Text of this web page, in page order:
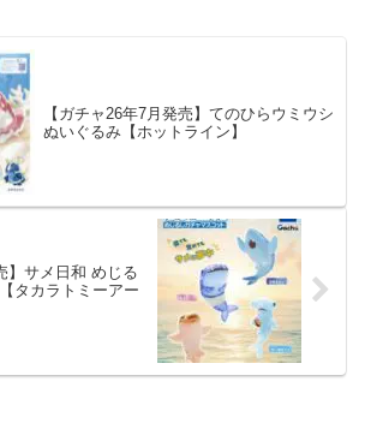
【ガチャ26年7月発売】てのひらウミウシ
ぬいぐるみ【ホットライン】
】サメ日和 めじる
タカラトミーアー